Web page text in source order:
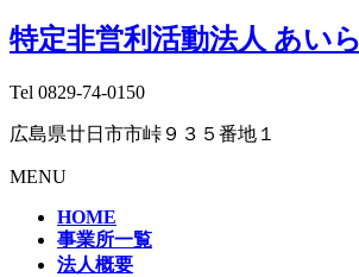
特定非営利活動法人 あいら
Tel 0829-74-0150
広島県廿日市市峠９３５番地１
MENU
HOME
事業所一覧
法人概要